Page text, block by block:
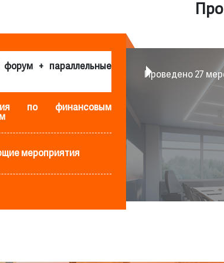
форум + параллельные
по финансовым
мероприятия
Проведено 27